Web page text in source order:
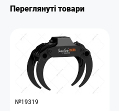
Переглянуті товари
№19319